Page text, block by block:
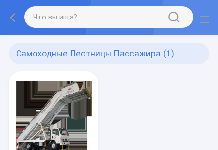
Самоходные Лестницы Пассажира (1)